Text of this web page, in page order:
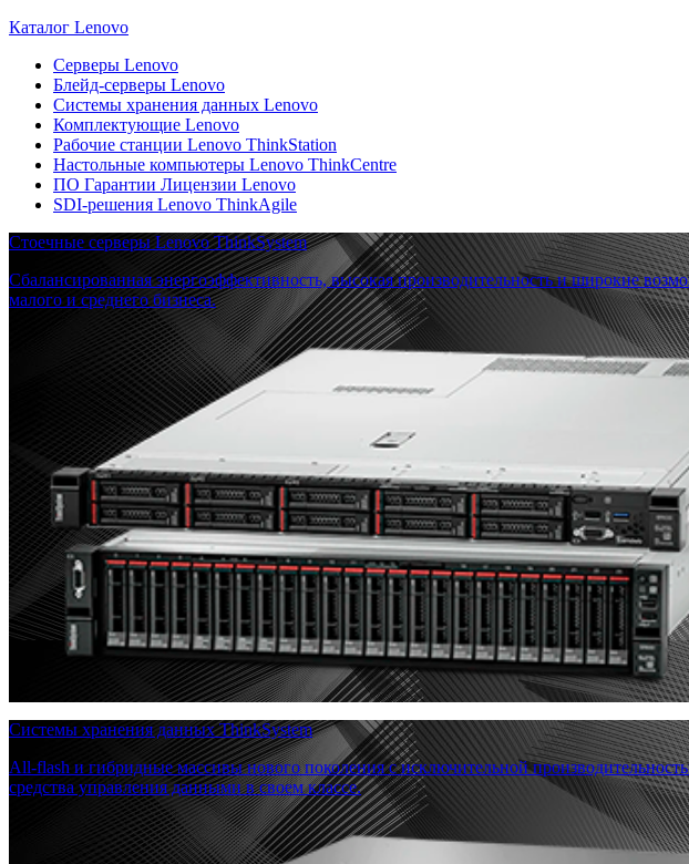
Каталог Lenovo
Серверы Lenovo
Блейд-серверы Lenovo
Системы хранения данных Lenovo
Комплектующие Lenovo
Рабочие станции Lenovo ThinkStation
Настольные компьютеры Lenovo ThinkCentre
ПО Гарантии Лицензии Lenovo
SDI-решения Lenovo ThinkAgile
Стоечные серверы Lenovo ThinkSystem
Сбалансированная энергоэффективность, высокая производительность и широкие
малого и среднего бизнеса.
Системы хранения данных ThinkSystem
All-flash и гибридные массивы нового поколения с исключительной
средства управления данными в своем классе.